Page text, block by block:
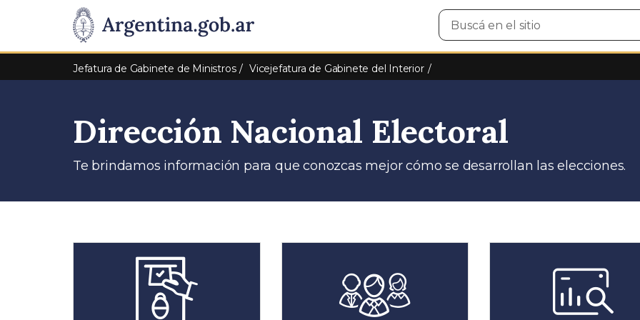
Presidencia
de
Pasar al contenido principal
Buscar
en
Jefatura de Gabinete de Ministros Vicejefatura de Gabinete del Interior
Dirección Nacional Electoral
Te brindamos información para que conozcas mejor cómo se desarrollan las elecciones.